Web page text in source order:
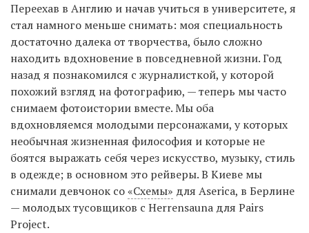
Переехав в Англию и начав учиться в университете, я
стал намного меньше снимать: моя специальность
достаточно далека от творчества, было сложно
находить вдохновение в повседневной жизни. Год
назад я познакомился с журналисткой, у которой
похожий взгляд на фотографию, — теперь мы часто
снимаем фотоистории вместе. Мы оба
вдохновляемся молодыми персонажами, у которых
необычная жизненная философия и которые не
боятся выражать себя через искусство, музыку, стиль
в одежде; в основном это рейверы. В Киеве мы
снимали девчонок со«Схемы» для Aserica, в Берлине
— молодых тусовщиков с Herrensauna для Pairs
Project.